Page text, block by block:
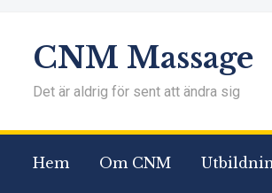
CNM Massage
Det är aldrig för sent att ändra sig
Hem Om CNM